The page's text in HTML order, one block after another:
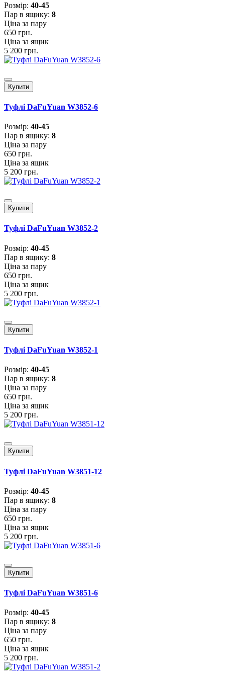
Розмiр: 40-45
Пар в ящику: 8
Ціна за пару
650 грн.
Ціна за ящик
5 200 грн.
Купити
Туфлі DaFuYuan W3852-6
Розмiр: 40-45
Пар в ящику: 8
Ціна за пару
650 грн.
Ціна за ящик
5 200 грн.
Купити
Туфлі DaFuYuan W3852-2
Розмiр: 40-45
Пар в ящику: 8
Ціна за пару
650 грн.
Ціна за ящик
5 200 грн.
Купити
Туфлі DaFuYuan W3852-1
Розмiр: 40-45
Пар в ящику: 8
Ціна за пару
650 грн.
Ціна за ящик
5 200 грн.
Купити
Туфлі DaFuYuan W3851-12
Розмiр: 40-45
Пар в ящику: 8
Ціна за пару
650 грн.
Ціна за ящик
5 200 грн.
Купити
Туфлі DaFuYuan W3851-6
Розмiр: 40-45
Пар в ящику: 8
Ціна за пару
650 грн.
Ціна за ящик
5 200 грн.